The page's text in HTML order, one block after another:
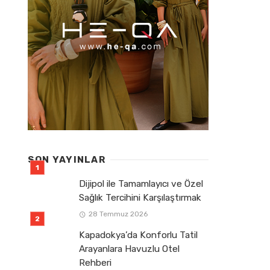
SON YAYINLAR
Dijipol ile Tamamlayıcı ve Özel
Sağlık Tercihini Karşılaştırmak
28 Temmuz 2026
Kapadokya’da Konforlu Tatil
Arayanlara Havuzlu Otel
Rehberi